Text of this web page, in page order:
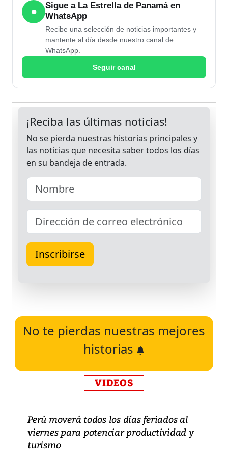
●
Sigue a La Estrella de Panamá en
WhatsApp
Recibe una selección de noticias importantes y
mantente al día desde nuestro canal de
WhatsApp.
Seguir canal
No te pierdas nuestras mejores
historias
VIDEOS
Perú moverá todos los días feriados al
viernes para potenciar productividad y
turismo